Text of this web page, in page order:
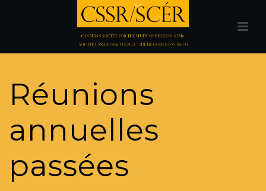
Réunions
annuelles
passées